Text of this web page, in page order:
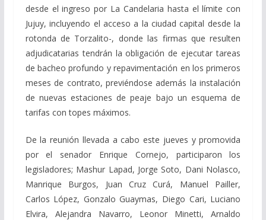
desde el ingreso por La Candelaria hasta el límite con
Jujuy, incluyendo el acceso a la ciudad capital desde la
rotonda de Torzalito-, donde las firmas que resulten
adjudicatarias tendrán la obligación de ejecutar tareas
de bacheo profundo y repavimentación en los primeros
meses de contrato, previéndose además la instalación
de nuevas estaciones de peaje bajo un esquema de
tarifas con topes máximos.
De la reunión llevada a cabo este jueves y promovida
por el senador Enrique Cornejo, participaron los
legisladores; Mashur Lapad, Jorge Soto, Dani Nolasco,
Manrique Burgos, Juan Cruz Curá, Manuel Pailler,
Carlos López, Gonzalo Guaymas, Diego Cari, Luciano
Elvira, Alejandra Navarro, Leonor Minetti, Arnaldo